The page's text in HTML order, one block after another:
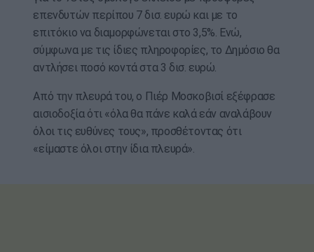
επενδυτών περίπου 7 δισ. ευρώ και με το
επιτόκιο να διαμορφώνεται στο 3,5%. Ενώ,
σύμφωνα με τις ίδιες πληροφορίες, το Δημόσιο θα
αντλήσει ποσό κοντά στα 3 δισ. ευρώ.
Από την πλευρά του, ο Πιέρ Μοσκοβισί εξέφρασε
αισιοδοξία ότι «όλα θα πάνε καλά εάν αναλάβουν
όλοι τις ευθύνες τους», προσθέτοντας ότι
«είμαστε όλοι στην ίδια πλευρά».